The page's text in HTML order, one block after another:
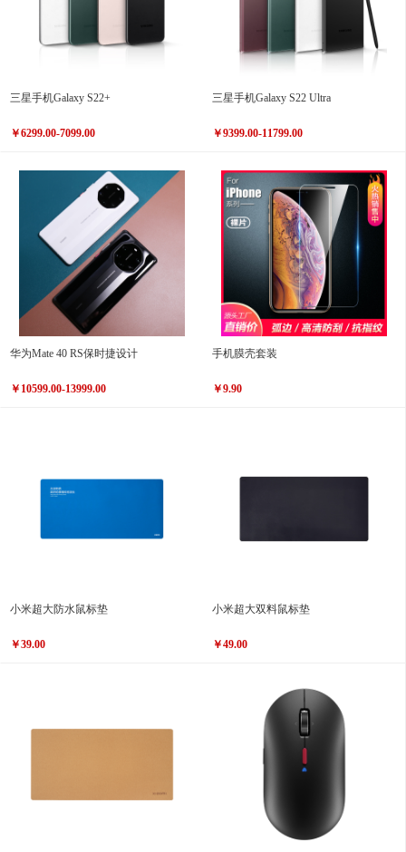
三星手机Galaxy S22+
￥6299.00-7099.00
三星手机Galaxy S22 Ultra
￥9399.00-11799.00
华为Mate 40 RS保时捷设计
￥10599.00-13999.00
手机膜壳套装
￥9.90
小米超大防水鼠标垫
￥39.00
小米超大双料鼠标垫
￥49.00